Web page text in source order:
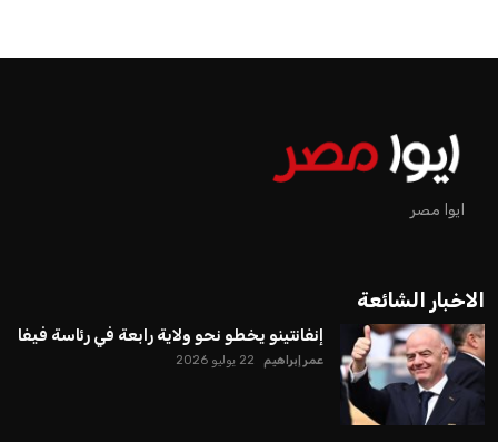
ايوا مصر
الاخبار الشائعة
إنفانتينو يخطو نحو ولاية رابعة في رئاسة فيفا
عمر إبراهيم 22 يوليو 2026